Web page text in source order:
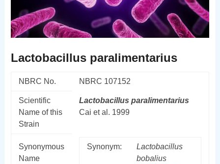
Lactobacillus paralimentarius
NBRC No. NBRC 107152
Scientific
Name of this
Strain
Lactobacillus paralimentarius
Cai et al. 1999
Synonymous
Name
Synonym:
Lactobacillus
bobalius